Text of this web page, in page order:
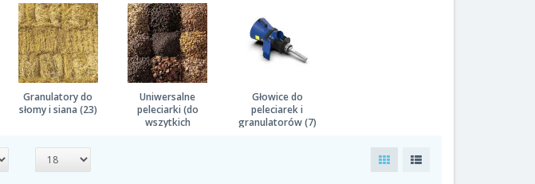
Granulatory do
słomy i siana (23)
Uniwersalne
peleciarki (do
wszytkich
Głowice do
peleciarek i
granulatorów (7)